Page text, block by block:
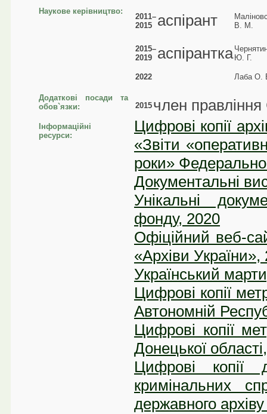
Наукове керівництво:
2011–
2015
аспірант
В. М.
2015–
2019
аспірантка Ю. Г.
2022 Лаба О.
Додаткові посади та
обов`язки:
2015 член правління
Інформаційні
ресурси:
Цифрові копії
«Звіти
роки»
Документальні
Унікальні
фонду, 2020
Офіційний веб-
«Архіви України»,
Український
Цифрові копії
Автономній
Цифрові копії
Донецької
Цифрові
кримінальних
державного